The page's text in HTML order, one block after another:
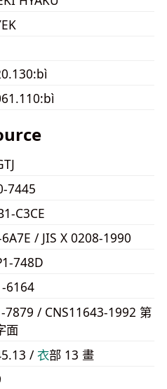
7445
C3CE
6A7E / JIS X 0208-1990
748D
6164
7879 / CNS11643-1992 第
面
/⾐部 13 畫